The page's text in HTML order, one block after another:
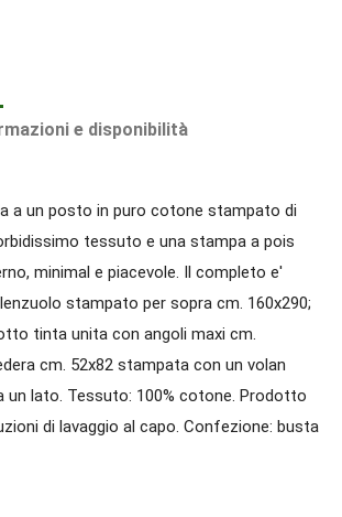
e disponibilità
a un posto in puro cotone stampato di
tessuto e una stampa a pois
minimal e piacevole. Il completo e'
stampato per sopra cm. 160x290;
tinta unita con angoli maxi cm.
cm. 52x82 stampata con un volan
un lato. Tessuto: 100% cotone. Prodotto
di lavaggio al capo. Confezione: busta